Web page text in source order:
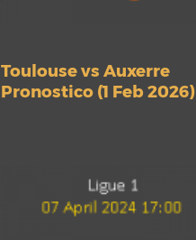
Toulouse vs Auxerre
Pronostico (1 Feb 2026)